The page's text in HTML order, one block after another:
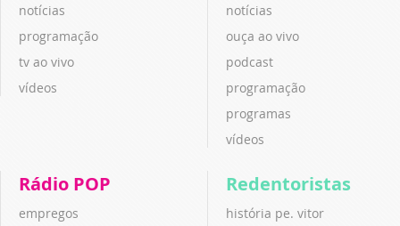
notícias
programação
tv ao vivo
vídeos
notícias
ouça ao vivo
podcast
programação
programas
vídeos
Rádio POP
empregos
Redentoristas
história pe. vitor